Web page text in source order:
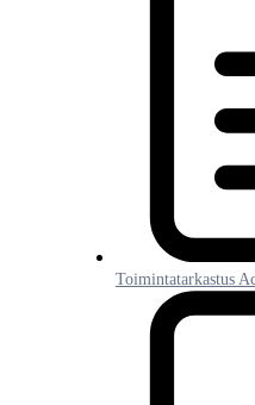
Toimintatarkastus